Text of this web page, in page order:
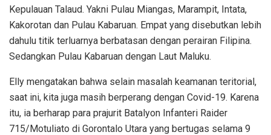
Kepulauan Talaud. Yakni Pulau Miangas, Marampit, Intata,
Kakorotan dan Pulau Kabaruan. Empat yang disebutkan lebih
dahulu titik terluarnya berbatasan dengan perairan Filipina.
Sedangkan Pulau Kabaruan dengan Laut Maluku.
Elly mengatakan bahwa selain masalah keamanan teritorial,
saat ini, kita juga masih berperang dengan Covid-19. Karena
itu, ia berharap para prajurit Batalyon Infanteri Raider
715/Motuliato di Gorontalo Utara yang bertugas selama 9